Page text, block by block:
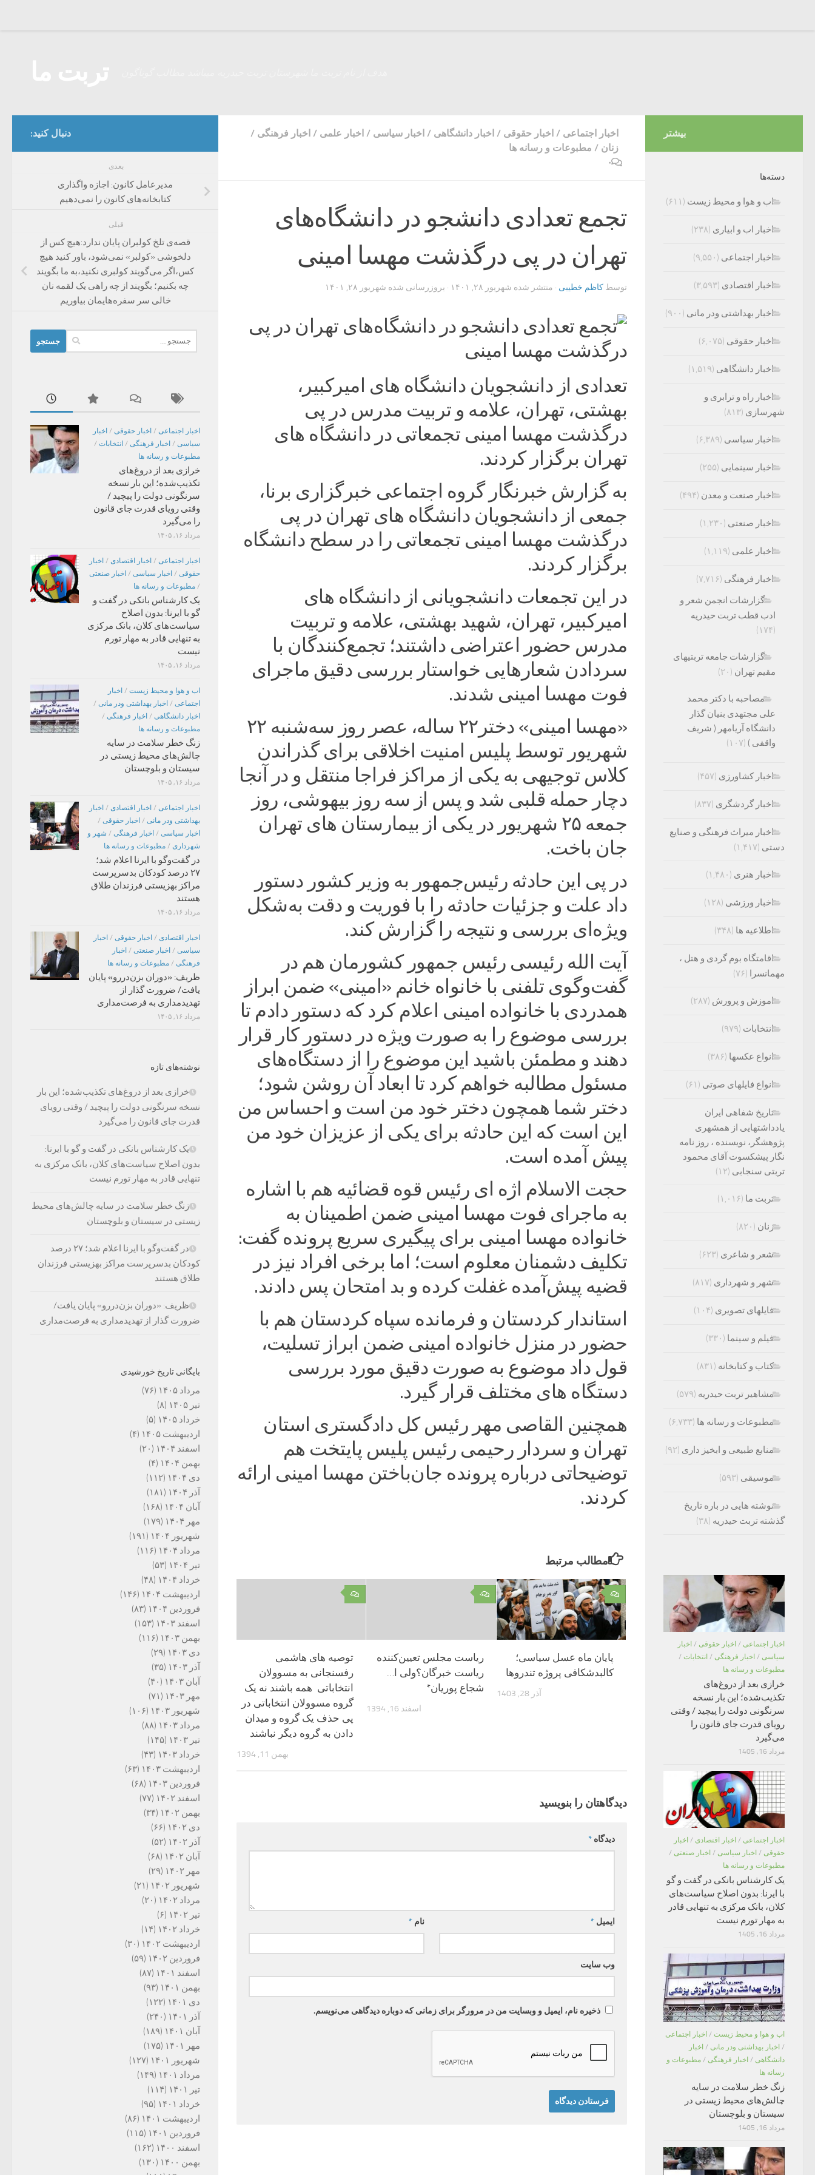
اخبار اجتماعی / اخبار حقوقی / اخبار دانشگاهی / اخبار سیاسی / اخبار علمی / اخبار فرهنگی /
زنان / مطبوعات و رسانه ها
۰
تجمع تعدادی دانشجو در دانشگاه‌های
تهران در پی درگذشت مهسا امینی
توسط کاظم خطیبی · منتشر شده شهریور ۲۸, ۱۴۰۱ · بروزرسانی شده شهریور ۲۸, ۱۴۰۱
تعدادی از دانشجویان دانشگاه های امیرکبیر،
بهشتی، تهران، علامه و تربیت مدرس در پی
درگذشت مهسا امینی تجمعاتی در دانشگاه های
تهران برگزار کردند.
به گزارش خبرنگار گروه اجتماعی خبرگزاری برنا،
جمعی از دانشجویان دانشگاه های تهران در پی
درگذشت مهسا امینی تجمعاتی را در سطح دانشگاه
برگزار کردند.
در این تجمعات دانشجویانی از دانشگاه های
امیرکبیر، تهران، شهید بهشتی، علامه و تربیت
مدرس حضور اعتراضی داشتند؛ تجمع‌کنندگان با
سردادن شعارهایی خواستار بررسی دقیق ماجرای
فوت مهسا امینی شدند.
«مهسا امینی» دختر۲۲ ساله، عصر روز سه‌شنبه ۲۲
شهریور توسط پلیس امنیت اخلاقی برای گذراندن
کلاس توجیهی به یکی از مراکز فراجا منتقل و در آنجا
دچار حمله قلبی شد و پس از سه روز بیهوشی، روز
جمعه ۲۵ شهریور در یکی از بیمارستان های تهران
جان باخت.
در پی این حادثه رئیس‌جمهور به وزیر کشور دستور
داد علت و جزئیات حادثه را با فوریت و دقت به‌شکل
ویژه‌ای بررسی و نتیجه را گزارش کند.
آیت الله رئیسی رئیس جمهور کشورمان هم در
گفت‌وگوی تلفنی با خانواه خانم «امینی» ضمن ابراز
همدردی با خانواده امینی اعلام کرد که دستور دادم تا
بررسی موضوع را به صورت ویژه در دستور کار قرار
دهند و مطمئن باشید این موضوع را از دستگاه‌های
مسئول مطالبه خواهم کرد تا ابعاد آن روشن شود؛
دختر شما همچون دختر خود من است و احساس من
این است که این حادثه برای یکی از عزیزان خود من
پیش آمده است.
حجت الاسلام اژه ای رئیس قوه قضائیه هم با اشاره
به ماجرای فوت مهسا امینی ضمن اطمینان به
خانواده مهسا امینی برای پیگیری سریع پرونده ‌‌گفت:
تکلیف دشمنان معلوم است؛ اما برخی افراد نیز در
قضیه پیش‌آمده غفلت کرده و بد امتحان پس دادند.
استاندار کردستان و فرمانده سپاه کردستان هم با
حضور در منزل خانواده امینی ضمن ابراز تسلیت،
قول داد موضوع به صورت دقیق مورد بررسی
دستگاه های مختلف قرار گیرد.
همچنین القاصی مهر رئیس کل دادگستری استان
تهران و سردار رحیمی رئیس پلیس پایتخت هم
توضیحاتی درباره پرونده جان‌باختن مهسا امینی ارائه
کردند.
مطالب مرتبط
۰
توصیه های هاشمی
رفسنجانی به مسوولان
انتخاباتی همه باشند نه یک
گروه مسوولان انتخاباتی در
پی حذف یک گروه و میدان
دادن به گروه دیگر نباشند
بهمن 11, 1394
۰
ریاست مجلس تعیین‌کننده
ریاست خبرگان؟ولی ا…
شجاع پوریان*
اسفند 16, 1394
۰
پایان ماه عسل سیاسی؛
کالبدشکافی پروژه تندرو‌ها
آذر 28, 1403
دیدگاهتان را بنویسید
دیدگاه *
نام* ایمیل *
وب‌ سایت
ذخیره نام، ایمیل و وبسایت من در مرورگر برای زمانی که دوباره دیدگاهی می‌نویسم.
دنبال کنید:
بعدی
مدیرعامل کانون: اجازه واگذاری
کتابخانه‌های کانون را نمی‌دهیم
قبلی
قصه‌ی تلخ کولبران پایان ندارد:هیچ کس از
دلخوشی «کولبر» نمی‌شود، باور کنید هیچ
کس،اگر می‌گویند کولبری نکنید،به ما بگویند
چه بکنیم؛ بگویند از چه راهی یک لقمه نان
خالی سر سفره‌هایمان بیاوریم
برای:
اخبار اجتماعی / اخبار حقوقی / اخبار
سیاسی / اخبار فرهنگی / انتخابات /
مطبوعات و رسانه ها
خرازی بعد از دروغ‌های
تکذیب‌شده؛ این بار نسخه
سرنگونی دولت را پیچید /
وقتی رویای قدرت جای قانون
را می‌گیرد
مرداد ۱۶, ۱۴۰۵
اخبار اجتماعی / اخبار اقتصادی / اخبار
حقوقی / اخبار سیاسی / اخبار صنعتی
/ مطبوعات و رسانه ها
یک کارشناس بانکی در گفت و
گو با ایرنا: بدون اصلاح
سیاست‌های کلان، بانک مرکزی
به تنهایی قادر به مهار تورم
نیست
مرداد ۱۶, ۱۴۰۵
اب و هوا و محیط زیست / اخبار
اجتماعی / اخبار بهداشتی ودر مانی /
اخبار دانشگاهی / اخبار فرهنگی /
مطبوعات و رسانه ها
زنگ خطر سلامت در سایه
چالش‌های محیط زیستی در
سیستان و بلوچستان
مرداد ۱۶, ۱۴۰۵
اخبار اجتماعی / اخبار اقتصادی / اخبار
بهداشتی ودر مانی / اخبار حقوقی /
اخبار سیاسی / اخبار فرهنگی / شهر و
شهرداری / مطبوعات و رسانه ها
در گفت‌وگو با ایرنا اعلام شد؛
۲۷ درصد کودکان بدسرپرست
مراکز بهزیستی فرزندان طلاق
هستند
مرداد ۱۶, ۱۴۰۵
اخبار اقتصادی / اخبار حقوقی / اخبار
سیاسی / اخبار صنعتی / اخبار
فرهنگی / مطبوعات و رسانه ها
ظریف: «دوران بزن‌دررو» پایان
یافت/ ضرورت گذار از
تهدیدمداری به فرصت‌مداری
مرداد ۱۶, ۱۴۰۵
نوشته‌های تازه
خرازی بعد از دروغ‌های تکذیب‌شده؛ این بار
نسخه سرنگونی دولت را پیچید / وقتی رویای
قدرت جای قانون را می‌گیرد
یک کارشناس بانکی در گفت و گو با ایرنا:
بدون اصلاح سیاست‌های کلان، بانک مرکزی به
تنهایی قادر به مهار تورم نیست
زنگ خطر سلامت در سایه چالش‌های محیط
زیستی در سیستان و بلوچستان
در گفت‌وگو با ایرنا اعلام شد؛ ۲۷ درصد
کودکان بدسرپرست مراکز بهزیستی فرزندان
طلاق هستند
ظریف: «دوران بزن‌دررو» پایان یافت/
ضرورت گذار از تهدیدمداری به فرصت‌مداری
بایگانی تاریخ خورشیدی
مرداد ۱۴۰۵
(۷۶)
تیر ۱۴۰۵
(۸)
خرداد ۱۴۰۵
(۵)
اردیبهشت ۱۴۰۵
(۴)
اسفند ۱۴۰۴
(۲۰)
بهمن ۱۴۰۴
(۴)
دی ۱۴۰۴
(۱۱۲)
آذر ۱۴۰۴
(۱۸۱)
آبان ۱۴۰۴
(۱۶۸)
مهر ۱۴۰۴
(۱۷۹)
شهریور ۱۴۰۴
(۱۹۱)
مرداد ۱۴۰۴
(۱۱۶)
تیر ۱۴۰۴
(۵۳)
خرداد ۱۴۰۴
(۴۸)
اردیبهشت ۱۴۰۴
(۱۴۶)
فروردین ۱۴۰۴
(۸۳)
اسفند ۱۴۰۳
(۱۵۳)
بهمن ۱۴۰۳
(۱۱۶)
دی ۱۴۰۳
(۲۹)
آذر ۱۴۰۳
(۳۵)
آبان ۱۴۰۳
(۴۰)
مهر ۱۴۰۳
(۷۱)
شهریور ۱۴۰۳
(۱۰۶)
مرداد ۱۴۰۳
(۸۸)
تیر ۱۴۰۳
(۱۴۵)
خرداد ۱۴۰۳
(۴۳)
اردیبهشت ۱۴۰۳
(۶۳)
فروردین ۱۴۰۳
(۶۸)
اسفند ۱۴۰۲
(۷۷)
بهمن ۱۴۰۲
(۳۴)
دی ۱۴۰۲
(۶۶)
آذر ۱۴۰۲
(۵۲)
آبان ۱۴۰۲
(۶۸)
مهر ۱۴۰۲
(۲۹)
شهریور ۱۴۰۲
(۲۱)
مرداد ۱۴۰۲
(۲۰)
تیر ۱۴۰۲
(۶)
خرداد ۱۴۰۲
(۱۴)
اردیبهشت ۱۴۰۲
(۳۰)
فروردین ۱۴۰۲
(۵۹)
اسفند ۱۴۰۱
(۸۷)
بهمن ۱۴۰۱
(۹۳)
دی ۱۴۰۱
(۱۲۲)
آذر ۱۴۰۱
(۲۴۰)
آبان ۱۴۰۱
(۱۸۹)
مهر ۱۴۰۱
(۱۷۵)
شهریور ۱۴۰۱
(۱۲۷)
مرداد ۱۴۰۱
(۱۴۹)
تیر ۱۴۰۱
(۱۱۴)
خرداد ۱۴۰۱
(۹۵)
اردیبهشت ۱۴۰۱
(۸۶)
فروردین ۱۴۰۱
(۱۱۵)
اسفند ۱۴۰۰
(۱۶۲)
بهمن ۱۴۰۰
(۱۳۰)
بیشتر
دسته‌ها
اب و هوا و محیط زیست (۶۱۱)
اخبار اب و ابیاری (۲۳۸)
اخبار اجتماعی (۹,۵۵۰)
اخبار اقتصادی (۳,۵۹۳)
اخبار بهداشتی ودر مانی (۹۰۰)
اخبار حقوقی (۶,۰۷۵)
اخبار دانشگاهی (۱,۵۱۹)
اخبار راه و ترابری و
شهرسازی (۸۱۳)
اخبار سیاسی (۶,۳۸۹)
اخبار سینمایی (۲۵۵)
اخبار صنعت و معدن (۴۹۴)
اخبار صنعتی (۱,۲۳۰)
اخبار علمی (۱,۱۱۹)
اخبار فرهنگی (۷,۷۱۶)
گزارشات انجمن شعر و
ادب قطب تربت حیدریه
(۱۷۴)
گزارشات جامعه تربتیهای
مقیم تهران (۲۰)
مصاحبه با دکتر محمد
علی مجتهدی بنیان گذار
دانشگاه آریامهر ( شریف
واقفی ) (۱۰۷)
اخبار کشاورزی (۴۵۷)
اخبار گردشگری (۸۳۷)
اخبار میراث فرهنگی و صنایع
دستی (۱,۴۱۷)
اخبار هنری (۱,۴۸۰)
اخبار ورزشی (۱۲۸)
اطلاعیه ها (۳۴۸)
اقامتگاه بوم گردی و هتل ،
مهمانسرا (۷۶)
اموزش و پرورش (۲۸۷)
انتخابات (۹۷۹)
انواع عکسها (۳۸۶)
انواع فایلهای صوتی (۶۱)
تاریخ شفاهی ایران
یادداشتهایی از همشهری
پژوهشگر، نویسنده ، روز نامه
نگار پیشکسوت آقای محمود
تربتی سنجابی (۱۲)
تربت ما (۱,۰۱۶)
زنان (۸۲۰)
شعر و شاعری (۶۲۳)
شهر و شهرداری (۸۱۷)
فایلهای تصویری (۱۰۴)
فیلم و سینما (۳۳۰)
کتاب و کتابخانه (۸۳۱)
مشاهیر تربت حیدریه (۵۷۹)
مطبوعات و رسانه ها (۶,۷۳۳)
منابع طبیعی و ابخیز داری (۹۲)
موسیقی (۵۹۳)
نوشته هایی در باره تاریخ
گذشته تربت حیدریه (۳۸)
اخبار اجتماعی / اخبار حقوقی / اخبار
سیاسی / اخبار فرهنگی / انتخابات /
مطبوعات و رسانه ها
خرازی بعد از دروغ‌های
تکذیب‌شده؛ این بار نسخه
سرنگونی دولت را پیچید / وقتی
رویای قدرت جای قانون را
می‌گیرد
مرداد 16, 1405
اخبار اجتماعی / اخبار اقتصادی / اخبار
حقوقی / اخبار سیاسی / اخبار صنعتی /
مطبوعات و رسانه ها
یک کارشناس بانکی در گفت و گو
با ایرنا: بدون اصلاح سیاست‌های
کلان، بانک مرکزی به تنهایی قادر
به مهار تورم نیست
مرداد 16, 1405
اب و هوا و محیط زیست / اخبار اجتماعی
/ اخبار بهداشتی ودر مانی / اخبار
دانشگاهی / اخبار فرهنگی / مطبوعات و
رسانه ها
زنگ خطر سلامت در سایه
چالش‌های محیط زیستی در
سیستان و بلوچستان
مرداد 16, 1405